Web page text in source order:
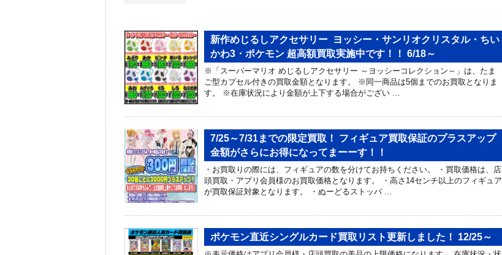
新作めじるしアクセサリー ヨッシー・サンリオクリスタル・ちい
かわ3・ポケモン 超高額買取実施中です！！ 6/18～
※「スーパーマリオ めじるしアクセサリー ～ヨッシーコレクション～」は、たま
ご型カプセル付きの買取金額となります。 ※同一商品は5個までのお買取となりま
す。 ※在庫状況により金額が上下する場合がござい …
7/25～7/31までの限定買取！ フィギュア買取保証のプラスアップ
金額がさらにお得になってまーーす！！
・お買取りの際には、フィギュアの数を分けてお持ちください。 ・買取価格は、店
頭買取・アプリ会員様のお買取価格となります。 ・高さ14センチ以上のフィギュア
が買取保証対象となります。 ・ぬーどるストッパ …
ポケモン直近シングルカード買取リスト更新しました！ 12/25～